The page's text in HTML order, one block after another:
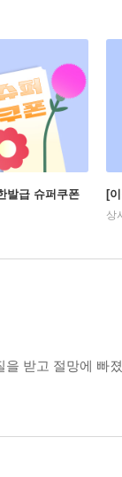
발급 슈퍼쿠폰 [
상
받고 절망에 빠